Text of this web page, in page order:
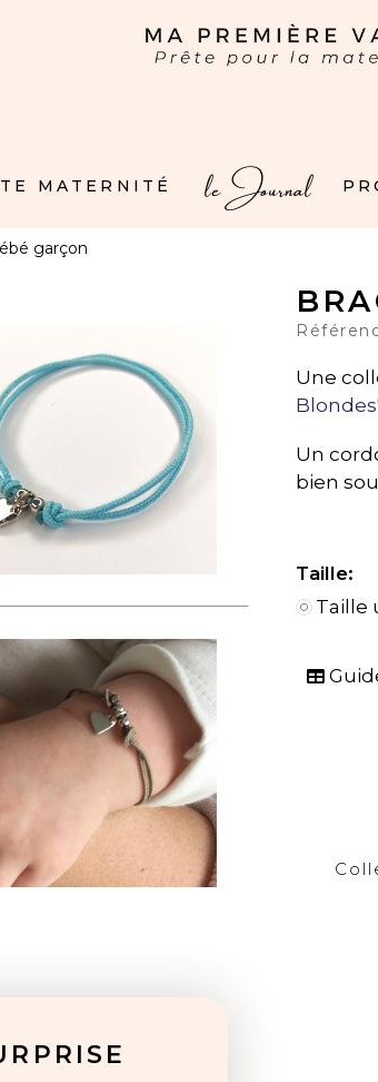
MATERNITÉ le Journal
garçon
Une
Un
bien
Taille:
Taille